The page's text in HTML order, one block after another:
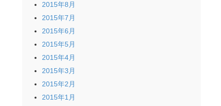
2015年8月
2015年7月
2015年6月
2015年5月
2015年4月
2015年3月
2015年2月
2015年1月